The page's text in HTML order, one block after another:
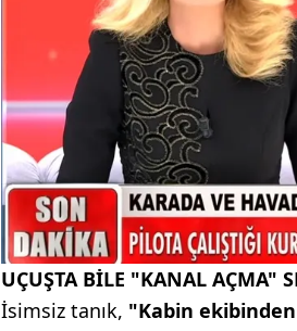
UÇUŞTA BİLE "KANAL AÇMA"
İsimsiz tanık, "Kabin ekibinden